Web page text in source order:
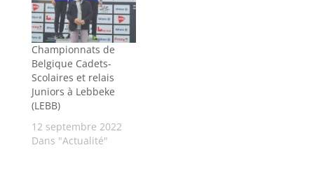
Championnats de
Belgique Cadets-
Scolaires et relais
Juniors à Lebbeke
(LEBB)
12 septembre 2022
Dans "Actualité"